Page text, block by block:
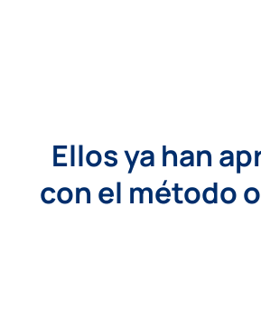
Ellos ya han
con el método